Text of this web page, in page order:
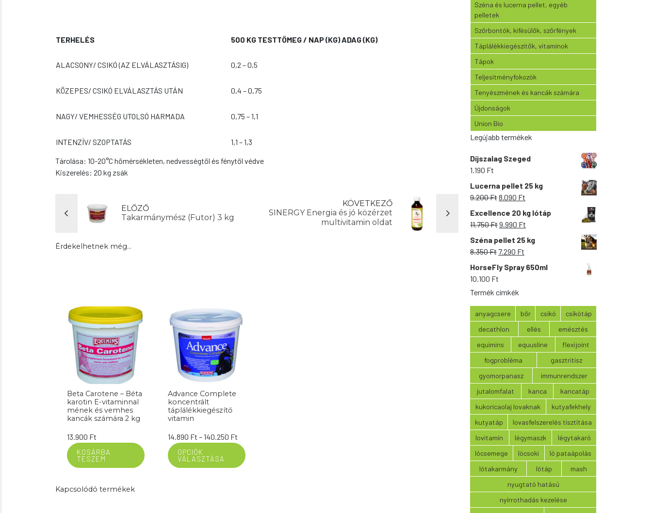
TERHELÉS 500 KG TESTTÖMEG / NAP (KG) ADAG (KG)
ALACSONY/ CSIKÓ (AZ ELVÁLASZTÁSIG) 0,2 – 0,5
KÖZEPES/ CSIKÓ ELVÁLASZTÁS UTÁN 0,4 – 0,75
NAGY/ VEMHESSÉG UTOLSÓ HARMADA 0,75 – 1,1
INTENZÍV/ SZOPTATÁS 1,1 – 1,3
Tárolása: 10-20°C hőmérsékleten, nedvességtől és fénytől védve
Kiszerelés: 20 kg zsák
ELŐZŐ
Takarmánymész (Futor) 3 kg
KÖVETKEZŐ
SINERGY Energia és jó közérzet
multivitamin oldat
Érdekelhetnek még…
Beta Carotene – Béta
karotin E-vitaminnal
mének és vemhes
kancák számára 2 kg
13.900 Ft
KOSÁRBA
TESZEM
Advance Complete
koncentrált
táplálékkiegészítő
vitamin
14.890 Ft –140.250 FtÁrtartomány:
14.890 Ft
OPCIÓK
VÁLASZTÁSA
Kapcsolódó termékek
Széna és lucerna pellet, egyéb
pelletek
Szőrbontók, kifésülők, szőrfények
Táplálékkiegészítők, vitaminok
Tápok
Teljesítményfokozók
Tenyészmének és kancák számára
Újdonságok
Union Bio
Legújabb termékek
Díjszalag Szeged
1.190 Ft
Lucerna pellet 25 kg
9.200FtOriginal
price
was:
9.200 Ft.
8.090 Ft
price
is:
8.090 Ft.
Excellence 20 kg lótáp
11.750FtOriginal
price
was:
11.750 Ft.
9.990 Ft
price
is:
Széna pellet 25 kg
8.350Ft Original
price
was:
7.290 Ft
price
HorseFly Spray 650ml
10.100 Ft
Termék címkék
anyagcsere bőr csikó
csikótáp
decathlon
ellés
emésztés
equimins
equusline
flexijoint
fogprobléma
gasztritisz
gyomorpanasz
immunrendszer
jutalomfalat
kanca
kancatáp
kukoricaolaj lovaknak
kutyafekhely
kutyatáp
lovasfelszerelés tisztítása
lovitamin
légymaszk
légytakaró
lócsemege
lócsoki
ló pataápolás
lótakarmány
lótáp
mash
nyugtató hatású
nyírrothadás kezelése